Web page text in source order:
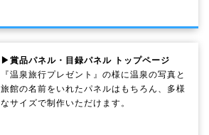
▶賞品パネル・目録パネル トップページ
『温泉旅行プレゼント』の様に温泉の写真と
旅館の名前をいれたパネルはもちろん、多様
なサイズで制作いただけます。